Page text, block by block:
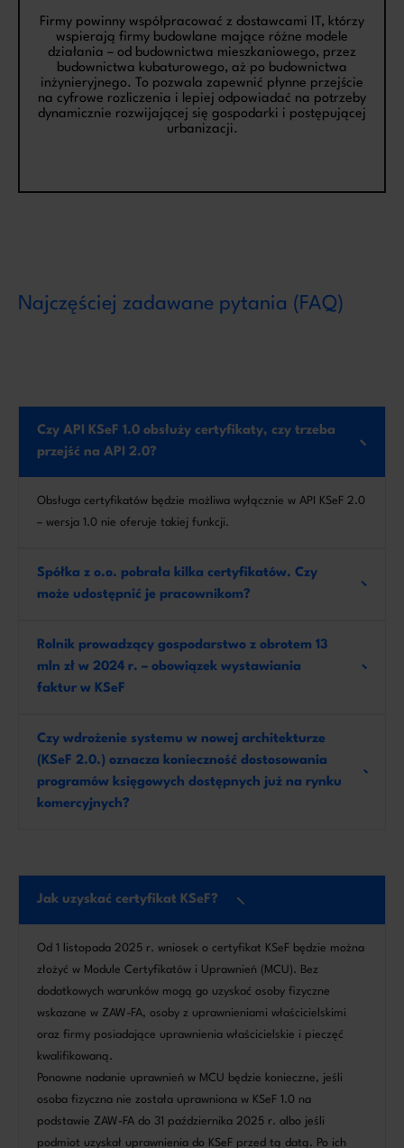
Firmy powinny współpracować z dostawcami IT, którzy
wspierają firmy budowlane mające różne modele
działania – od budownictwa mieszkaniowego, przez
budownictwa kubaturowego, aż po budownictwa
inżynieryjnego. To pozwala zapewnić płynne przejście
na cyfrowe rozliczenia i lepiej odpowiadać na potrzeby
dynamicznie rozwijającej się gospodarki i postępującej
urbanizacji.
Najczęściej zadawane pytania (FAQ)
Czy API KSeF 1.0 obsłuży certyfikaty, czy trzeba
przejść na API 2.0?
Obsługa certyfikatów będzie możliwa wyłącznie w API KSeF 2.0
– wersja 1.0 nie oferuje takiej funkcji.
Spółka z o.o. pobrała kilka certyfikatów. Czy
może udostępnić je pracownikom?
Rolnik prowadzący gospodarstwo z obrotem 13
mln zł w 2024 r. – obowiązek wystawiania
faktur w KSeF
Czy wdrożenie systemu w nowej architekturze
(KSeF 2.0.) oznacza konieczność dostosowania
programów księgowych dostępnych już na rynku
komercyjnych?
Jak uzyskać certyfikat KSeF?
Od 1 listopada 2025 r. wniosek o certyfikat KSeF będzie można
złożyć w Module Certyfikatów i Uprawnień (MCU). Bez
dodatkowych warunków mogą go uzyskać osoby fizyczne
wskazane w ZAW-FA, osoby z uprawnieniami właścicielskimi
oraz firmy posiadające uprawnienia właścicielskie i pieczęć
kwalifikowaną.
Ponowne nadanie uprawnień w MCU będzie konieczne, jeśli
osoba fizyczna nie została uprawniona w KSeF 1.0 na
podstawie ZAW-FA do 31 października 2025 r. albo jeśli
podmiot uzyskał uprawnienia do KSeF przed tą datą. Po ich